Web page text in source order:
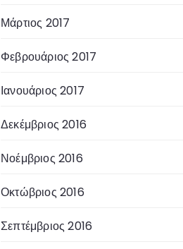
Μάρτιος 2017
Φεβρουάριος 2017
Ιανουάριος 2017
Δεκέμβριος 2016
Νοέμβριος 2016
Οκτώβριος 2016
Σεπτέμβριος 2016